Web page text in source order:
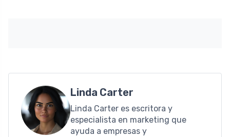
Linda Carter
Linda Carter es escritora y
especialista en marketing que
ayuda a empresas y